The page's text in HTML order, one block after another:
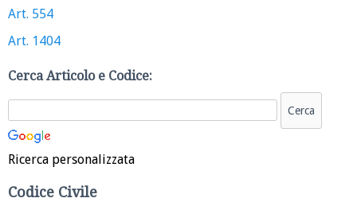
Art. 554
Art. 1404
Cerca Articolo e Codice:
Ricerca personalizzata
Codice Civile